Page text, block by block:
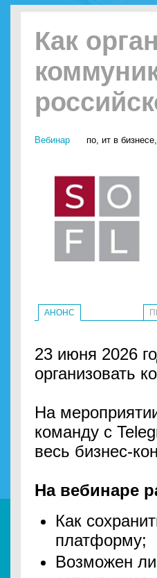
Как
Вебинар по, ит в бизнесе,
АНОНС
23 июня 2026
организовать
На
команду с
весь бизнес-
На вебинаре
Как
платформу;
Возможен ли